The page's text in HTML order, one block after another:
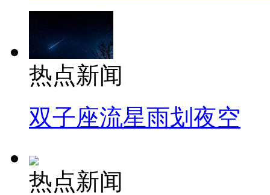
热点新闻
双子座流星雨划夜空
热点新闻